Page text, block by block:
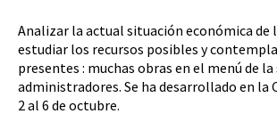
Analizar la actual situación económica de
estudiar los recursos posibles y
presentes : muchas obras en el menú de la
administradores. Se ha desarrollado en la
2 al 6 de octubre.